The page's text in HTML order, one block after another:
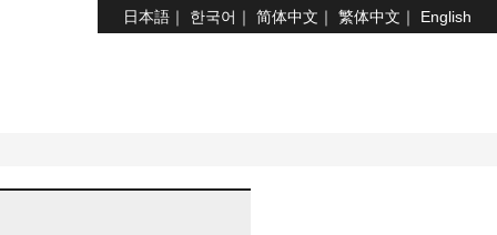
日本語 한국어 简体中文 繁体中文 English